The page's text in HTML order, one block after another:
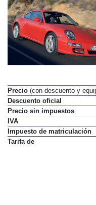
Precio (con descuento y
Descuento oficial
Precio sin impuestos
IVA
Impuesto de matriculación
Tarifa de